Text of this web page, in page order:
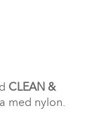
CLEAN &
med nylon.